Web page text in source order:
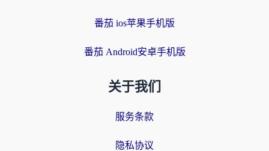
番茄 ios苹果手机版
番茄 Android安卓手机版
关于我们
服务条款
隐私协议